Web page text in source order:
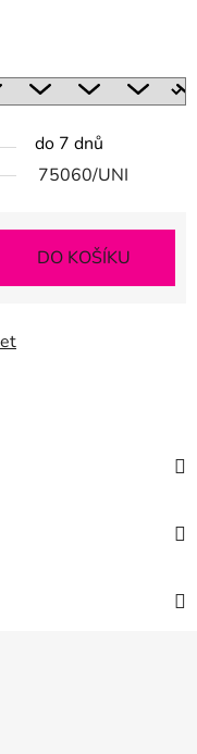
do 7 dnů
75060/UNI
DO KOŠÍKU